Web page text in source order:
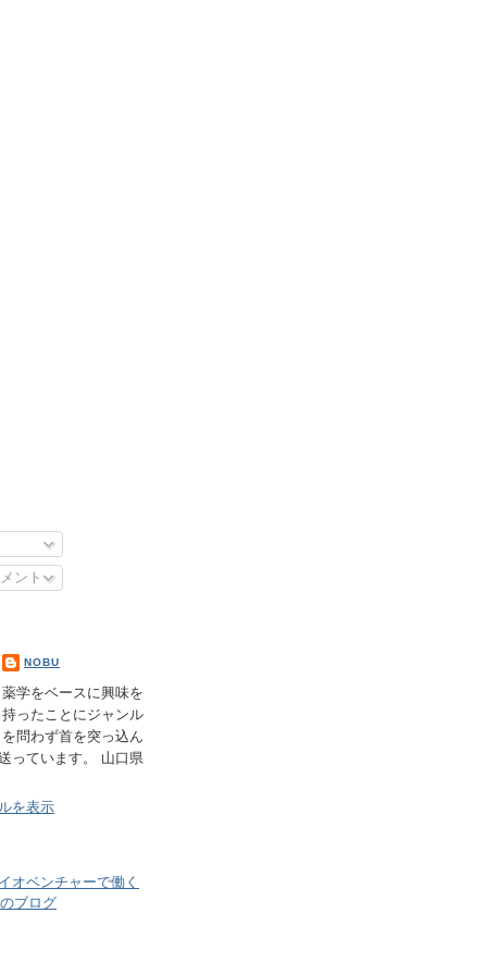
ント
NOBU
薬学をベースに興味を
持ったことにジャンル
を問わず首を突っ込ん
っています。 山口県
を表示
オベンチャーで働く
ブログ